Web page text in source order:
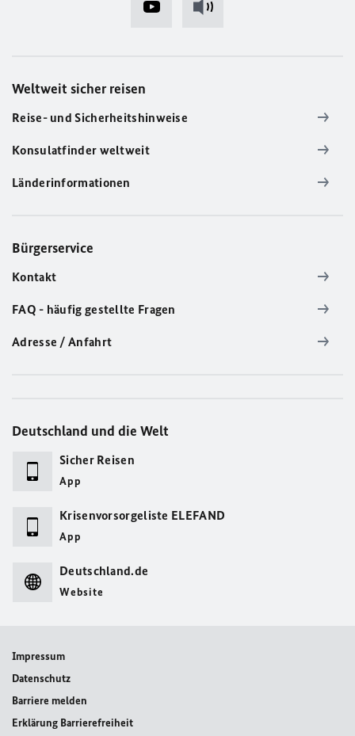
Weltweit sicher reisen
Reise- und Sicherheitshinweise
Konsulatfinder weltweit
Länderinformationen
Bürgerservice
Kontakt
FAQ - häufig gestellte Fragen
Adresse / Anfahrt
Deutschland und die Welt
Sicher Reisen
App
Krisenvorsorgeliste ELEFAND
App
Deutschland.de
Website
Impressum
Datenschutz
Barriere melden
Erklärung Barrierefreiheit